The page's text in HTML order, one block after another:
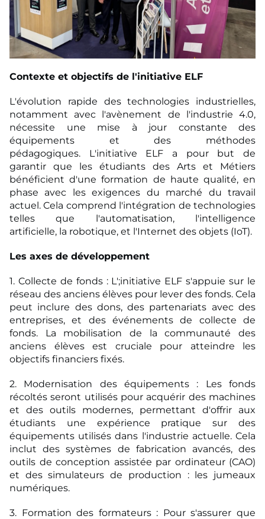
Contexte et objectifs de l'initiative ELF
L'évolution rapide des technologies industrielles,
notamment avec l'avènement de l'industrie 4.0,
nécessite une mise à jour constante des
équipements et des méthodes
pédagogiques. L'initiative ELF a pour but de
garantir que les étudiants des Arts et Métiers
bénéficient d'une formation de haute qualité, en
phase avec les exigences du marché du travail
actuel. Cela comprend l'intégration de technologies
telles que l'automatisation, l'intelligence
artificielle, la robotique, et l'Internet des objets (IoT).
Les axes de développement
1. Collecte de fonds : L';initiative ELF s'appuie sur le
réseau des anciens élèves pour lever des fonds. Cela
peut inclure des dons, des partenariats avec des
entreprises, et des événementsde collecte de
fonds. La mobilisation de la communauté des
anciens élèves est cruciale pour atteindre les
objectifs financiers fixés.
2. Modernisation des équipements : Les fonds
récoltés seront utilisés pour acquérir des machines
et des outils modernes, permettant d'offrir aux
étudiants une expérience pratiquesur des
équipements utilisés dans l'industrie actuelle. Cela
inclut des systèmes de fabrication avancés, des
outils de conception assistée par ordinateur (CAO)
et des simulateurs de production : les jumeaux
numériques.
3. Formation des formateurs : Pour s'assurer que